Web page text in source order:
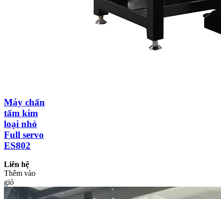
Máy chấn
tấm kim
loại nhỏ
Full servo
ES802
Liên hệ
Thêm vào
giỏ